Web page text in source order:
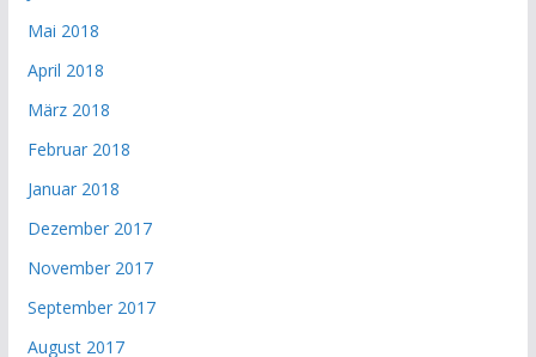
Mai 2018
April 2018
März 2018
Februar 2018
Januar 2018
Dezember 2017
November 2017
September 2017
August 2017